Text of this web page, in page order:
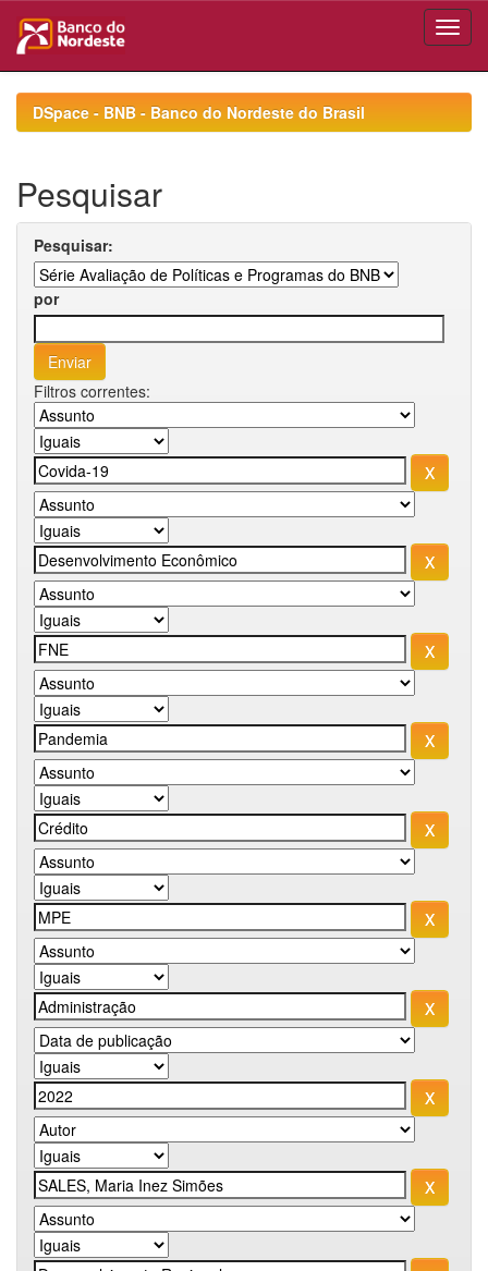
navigationDSpace - BNB - Banco do Nordeste do Brasil
Pesquisar
Pesquisar:
por
Filtros correntes: